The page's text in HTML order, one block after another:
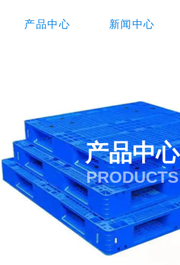
产品中心 新闻中心
产品中心
PRODUCTS